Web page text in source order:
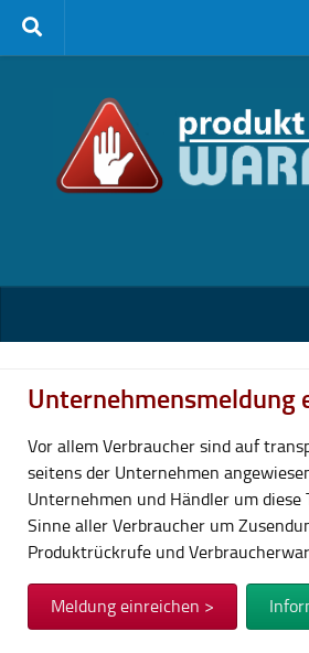
Zum Inhalt springen
Unternehmensmeldung
Vor allem Verbraucher sind auf
seitens der Unternehmen
Unternehmen und Händler um diese
Sinne aller Verbraucher um
Produktrückrufe und
Meldung einreichen >